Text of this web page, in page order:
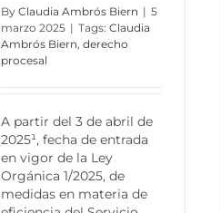
By Claudia Ambrós Biern | 5
marzo 2025 | Tags: Claudia
Ambrós Biern, derecho
procesal
A partir del 3 de abril de
2025¹, fecha de entrada
en vigor de la Ley
Orgánica 1/2025, de
medidas en materia de